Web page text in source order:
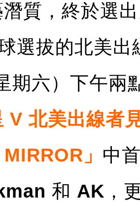
質，終於選
選拔的北美
期六）下午兩
V 北美出線
」 中
和 AK ，